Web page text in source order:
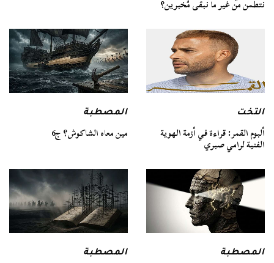
نتطمن من غير ما نبقى مُخبرين؟
التخت
ألبوم القمر: قراءة في أزمة الهوية
الفنية لرامي صبري
المصطبة
مين معاه الشاكوش؟ ج6
المصطبة المصطبة